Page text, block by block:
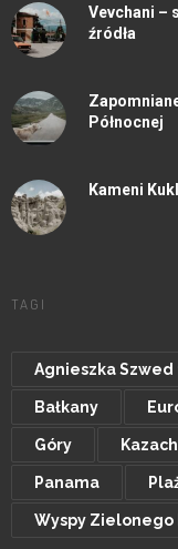
Vevchani –
źródła
Północnej
Kameni
TAGI
Agnieszka
Bałkany
Góry
Panama
Wyspy Zielonego